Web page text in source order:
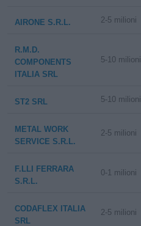
AIRONE S.R.L. 2-5 milioni
R.M.D.
COMPONENTS
ITALIA SRL
5-10 milioni
ST2 SRL 5-10 milioni
METAL WORK
SERVICE S.R.L.
2-5 milioni
F.LLI FERRARA
S.R.L.
0-1 milioni
CODAFLEX ITALIA
SRL
2-5 milioni